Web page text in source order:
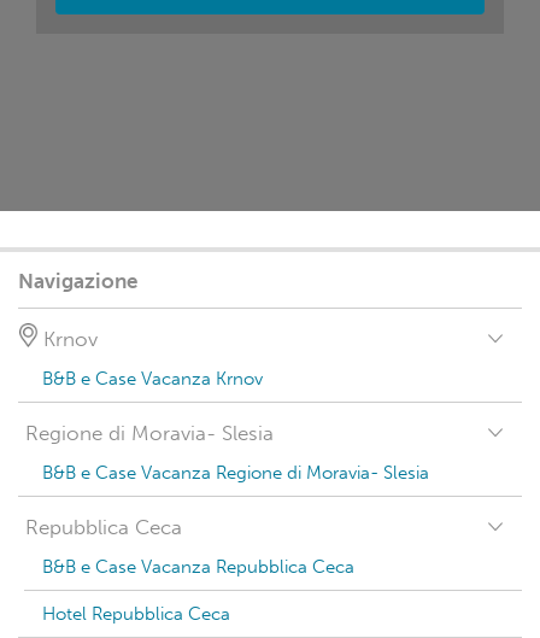
Navigazione
Krnov
B&B e Case Vacanza Krnov
Regione di Moravia- Slesia
B&B e Case Vacanza Regione di Moravia- Slesia
Repubblica Ceca
B&B e Case Vacanza Repubblica Ceca
Hotel Repubblica Ceca